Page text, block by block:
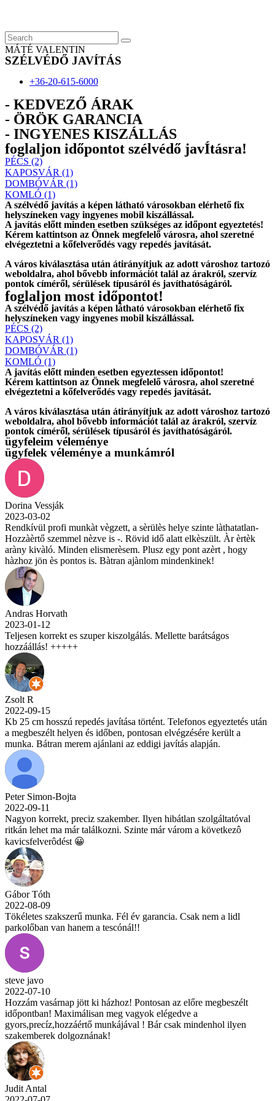
content
MÁTÉ VALENTIN
SZÉLVÉDŐ JAVÍTÁS
+36-20-615-6000
- KEDVEZŐ ÁRAK
- ÖRÖK GARANCIA
- INGYENES KISZÁLLÁS
foglaljon időpontot szélvédő javÍtásra!
PÉCS (2)
KAPOSVÁR (1)
DOMBÓVÁR (1)
KOMLÓ (1)
A szélvédő javítás a képen látható városokban elérhető fix
helyszíneken vagy ingyenes mobil kiszállással.
A javítás előtt minden esetben szükséges az időpont egyeztetés!
Kérem kattintson az Önnek megfelelő városra, ahol szeretné
elvégeztetni a kőfelverődés vagy repedés javítását.
A város kiválasztása után átirányítjuk az adott városhoz tartozó
weboldalra, ahol bővebb információt talál az árakról, szervíz
pontok címéről, sérülések típusáról és javíthatóságáról.
foglaljon most időpontot!
A szélvédő javítás a képen látható városokban elérhető fix
helyszíneken vagy ingyenes mobil kiszállással.
PÉCS (2)
KAPOSVÁR (1)
DOMBÓVÁR (1)
KOMLÓ (1)
A javítás előtt minden esetben egyeztessen időpontot!
Kérem kattintson az Önnek megfelelő városra, ahol szeretné
elvégeztetni a kőfelverődés vagy repedés javítását.
A város kiválasztása után átirányítjuk az adott városhoz tartozó
weboldalra, ahol bővebb információt talál az árakról, szervíz
pontok címéről, sérülések típusáról és javíthatóságáról.
ügyfeleim véleménye
ügyfelek véleménye a munkámról
Dorina Vessják
2023-03-02
Rendkívül profi munkàt vègzett, a sèrülès helye szinte làthatatlan-
Hozzàèrtő szemmel nèzve is -. Rövid idő alatt elkèszült. Àr èrtèk
aràny kivàló. Minden elismerèsem. Plusz egy pont azèrt , hogy
hàzhoz jön ès pontos is. Bàtran ajànlom mindenkinek!
Andras Horvath
2023-01-12
Teljesen korrekt es szuper kiszolgálás. Mellette barátságos
hozzáállás! +++++
Zsolt R
2022-09-15
Kb 25 cm hosszú repedés javítása történt. Telefonos egyeztetés után
a megbeszélt helyen és időben, pontosan elvégzésére került a
munka. Bátran merem ajánlani az eddigi javítás alapján.
Peter Simon-Bojta
2022-09-11
Nagyon korrekt, preciz szakember. Ilyen hibátlan szolgáltatóval
ritkán lehet ma már találkozni. Szinte már várom a következô
kavicsfelverôdést 😀
Gábor Tóth
2022-08-09
Tökéletes szakszerű munka. Fél év garancia. Csak nem a lidl
parkolőban van hanem a tescónál!!
steve javo
2022-07-10
Hozzám vasárnap jött ki házhoz! Pontosan az előre megbeszélt
időpontban! Maximálisan meg vagyok elégedve a
gyors,precíz,hozzáértő munkájával ! Bár csak mindenhol ilyen
szakemberek dolgoznának!
Judit Antal